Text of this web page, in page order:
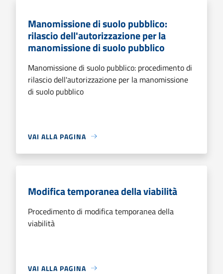
Manomissione di suolo pubblico:
rilascio dell'autorizzazione per la
manomissione di suolo pubblico
Manomissione di suolo pubblico: procedimento di
rilascio dell'autorizzazione per la manomissione
di suolo pubblico
VAI ALLA PAGINA
Modifica temporanea della viabilità
Procedimento di modifica temporanea della
viabilità
VAI ALLA PAGINA